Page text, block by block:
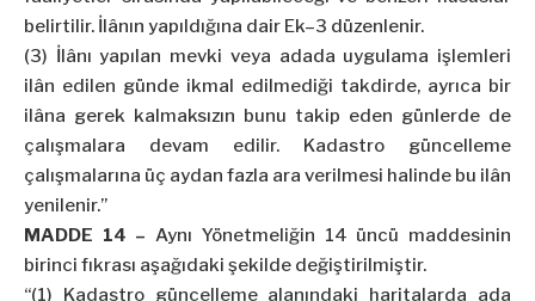
belirtilir. İlânın yapıldığına dair Ek–3 düzenlenir.
(3) İlânı yapılan mevki veya adada uygulama işlemleri
ilân edilen günde ikmal edilmediği takdirde, ayrıca bir
ilâna gerek kalmaksızın bunu takip eden günlerde de
çalışmalara devam edilir. Kadastro güncelleme
çalışmalarına üç aydan fazla ara verilmesi halinde bu ilân
yenilenir.”
MADDE 14 –Aynı Yönetmeliğin 14 üncü maddesinin
birinci fıkrası aşağıdaki şekilde değiştirilmiştir.
“(1) Kadastro güncelleme alanındaki haritalarda ada